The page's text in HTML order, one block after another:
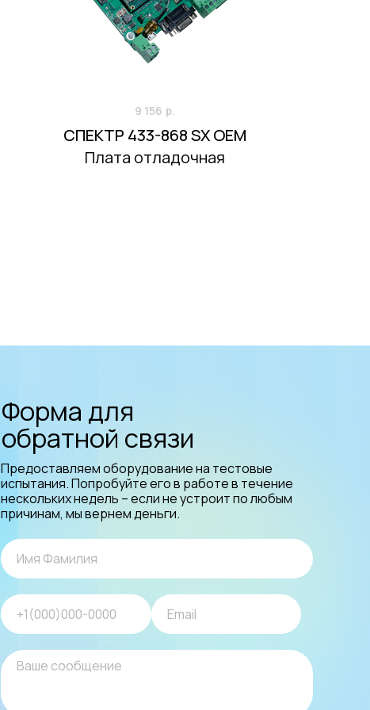
9 156 р.
СПЕКТР 433-868 SX OEM
Плата отладочная
Предоставляем оборудование на тестовые
испытания. Попробуйте его в работе в течение
нескольких недель – если не устроит по любым
причинам, мы вернем деньги.
Форма для
обратной связи